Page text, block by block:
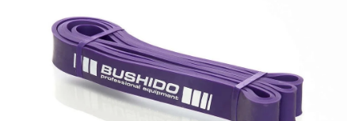
hvězdiček.